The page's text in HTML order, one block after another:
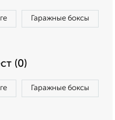
Гаражные боксы
(0)
Гаражные боксы